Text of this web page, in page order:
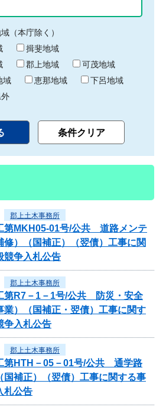
（本庁除く）
揖斐地域
郡上地域
可茂地域
域
恵那地域
下呂地域
郡上土木事務所
第MKH05-01号/公共 道路メンテ
修）（国補正）（翌債）工事に関
競争入札公告
郡上土木事務所
第R7－1－1号/公共 防災・安全
業）（国補正・翌債）工事に関す
争入札公告
郡上土木事務所
第HTH－05－01号/公共 通学路
国補正）（翌債）工事に関する事
札公告